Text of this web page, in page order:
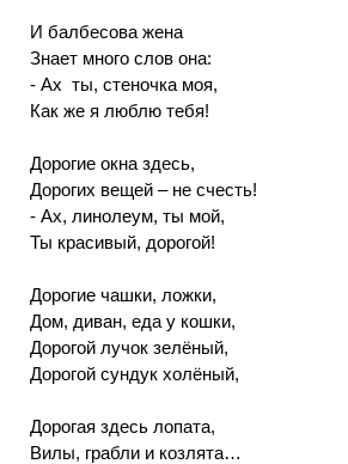
И балбесова жена
Знает много слов она:
- Ах ты, стеночка моя,
Как же я люблю тебя!
Дорогие окна здесь,
Дорогих вещей – не счесть!
- Ах, линолеум, ты мой,
Ты красивый, дорогой!
Дорогие чашки, ложки,
Дом, диван, еда у кошки,
Дорогой лучок зелёный,
Дорогой сундук холёный,
Дорогая здесь лопата,
Вилы, грабли и козлята…